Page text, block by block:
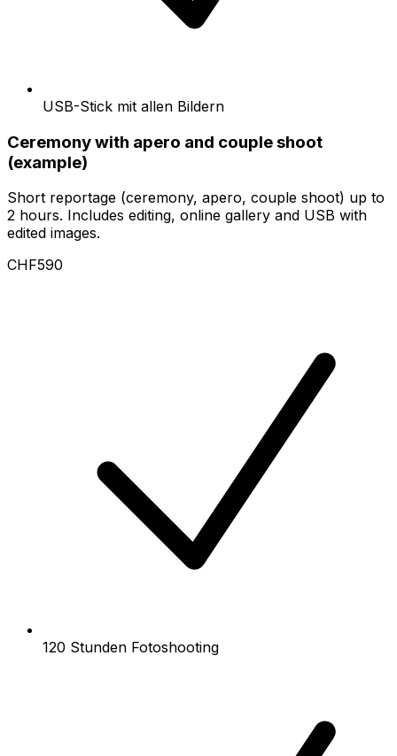
USB-Stick mit allen Bildern
Ceremony with apero and couple shoot
(example)
Short reportage (ceremony, apero, couple shoot) up to
2 hours. Includes editing, online gallery and USB with
edited images.
CHF590
120 Stunden Fotoshooting